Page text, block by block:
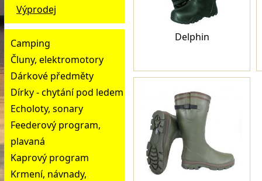
Výprodej
Camping
Čluny, elektromotory
Dárkové předměty
Dírky - chytání pod ledem
Echoloty, sonary
Feederový program,
plavaná
Kaprový program
Krmení, návnady,
Delphin